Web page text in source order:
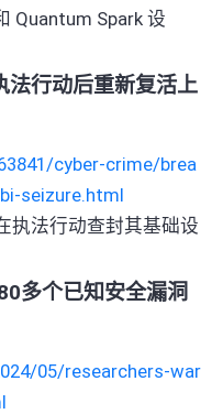
Quantum Spark 设
法行动后重新复活上
cyber-crime/brea
seizure.html
执法行动查封其基础设
多个已知安全漏洞
05/researchers-war